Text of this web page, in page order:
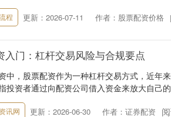
程 更新：2026-07-11 作者：股票配资价格
入门：杠杆交易风险与合规要点
中，股票配资作为一种杠杆交易方式，近年
投资者通过向配资公司借入资金来放大自己
讯网 更新：2026-06-30 作者：证券配资